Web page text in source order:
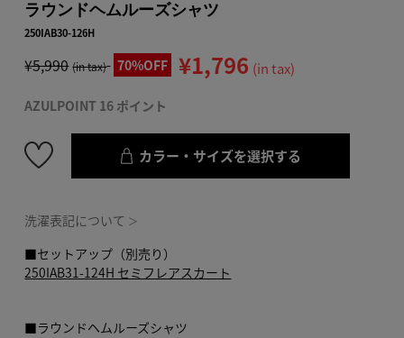
ラウンドヘムルーズシャツ
250IAB30-126H
¥5,990 (in tax) 70%OFF ¥1,796 (in tax)
AZULPOINT 16 ポイント
カラー・サイズを選択する
洗濯表記について ＞
■セットアップ（別売り）
250IAB31-124H セミフレアスカート
■ラウンドヘムルーズシャツ